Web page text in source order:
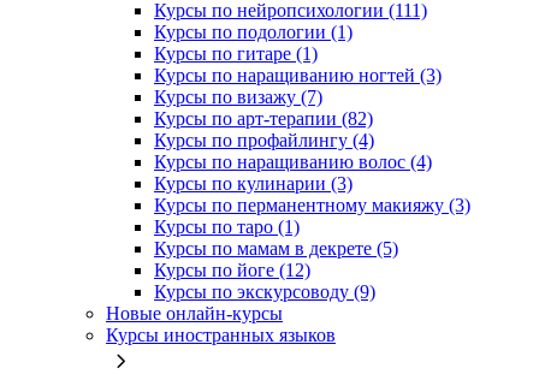
Курсы по нейропсихологии (111)
Курсы по подологии (1)
Курсы по гитаре (1)
Курсы по наращиванию ногтей (3)
Курсы по визажу (7)
Курсы по арт-терапии (82)
Курсы по профайлингу (4)
Курсы по наращиванию волос (4)
Курсы по кулинарии (3)
Курсы по перманентному макияжу (3)
Курсы по таро (1)
Курсы по мамам в декрете (5)
Курсы по йоге (12)
Курсы по экскурсоводу (9)
Новые онлайн‑курсы
Курсы иностранных языков